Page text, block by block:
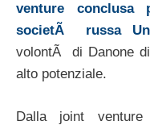
venture
societÃ russa
volontÃ di Danone
alto potenziale.
Dalla joint